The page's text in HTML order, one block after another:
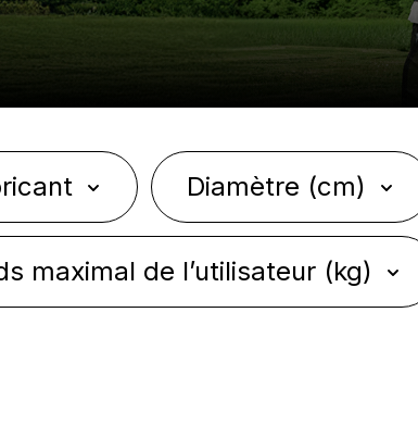
Diamètre (cm)
maximal de l’utilisateur (kg)